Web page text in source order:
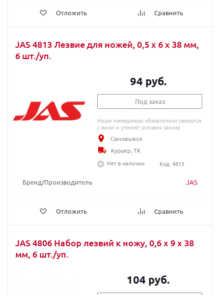
Отложить Сравнить
JAS 4813 Лезвие для ножей, 0,5 х 6 х 38 мм,
6 шт./уп.
Бренд/Производитель JAS
Отложить Сравнить
94 руб.
Под заказ
Наши менеджеры обязательно свяжутся
с вами и уточнят условия заказа
Самовывоз
Курьер, ТК
Нет в наличии
Код: 4813
JAS 4806 Набор лезвий к ножу, 0,6 х 9 х 38
мм, 6 шт./уп.
104 руб.